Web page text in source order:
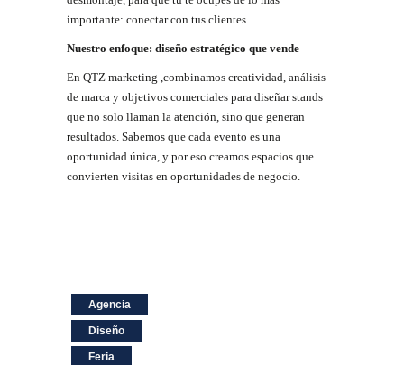
importante: conectar con tus clientes.
Nuestro enfoque: diseño estratégico que vende
En QTZ marketing ,combinamos creatividad, análisis
de marca y objetivos comerciales para diseñar stands
que no solo llaman la atención, sino que generan
resultados. Sabemos que cada evento es una
oportunidad única, y por eso creamos espacios que
convierten visitas en oportunidades de negocio.
Agencia
Diseño
Feria